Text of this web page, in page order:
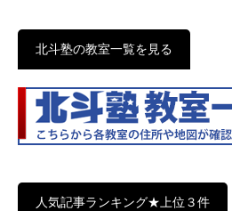
北斗塾の教室一覧を見る
人気記事ランキング★上位３件